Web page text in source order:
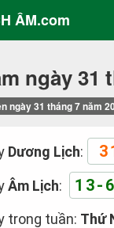
ÂM.com
ngày 31
ngày 31 tháng 7 năm
Dương Lịch:
Âm Lịch: 13-
trong tuần: Thứ